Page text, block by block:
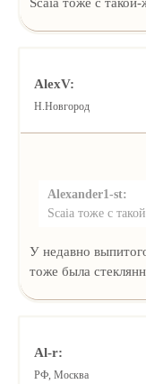
AlexV:
Н.Новгород
Alexander1-st:
Scaia тоже с
У недавно
тоже была
Al-r:
РФ, Москва